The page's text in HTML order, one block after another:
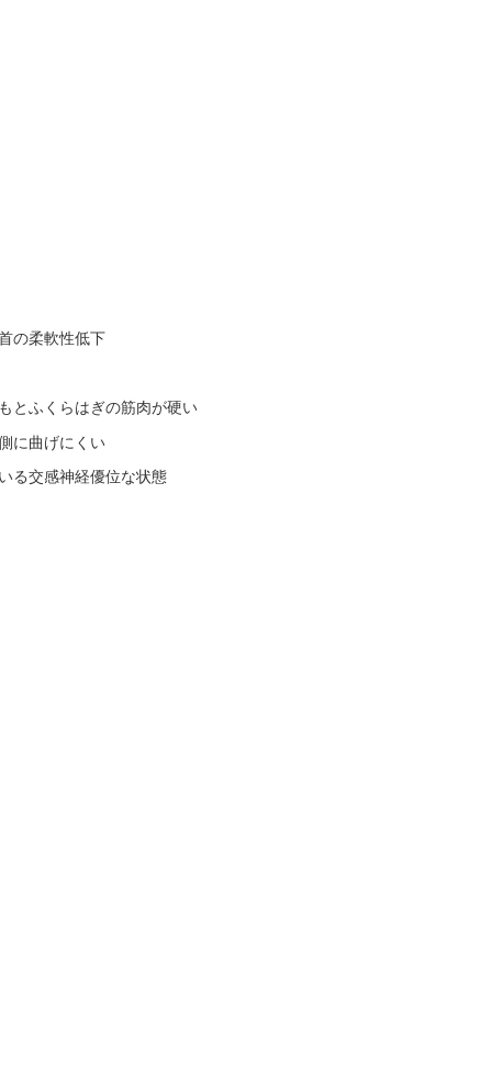
の柔軟性低下
とふくらはぎの筋肉が硬い
に曲げにくい
る交感神経優位な状態